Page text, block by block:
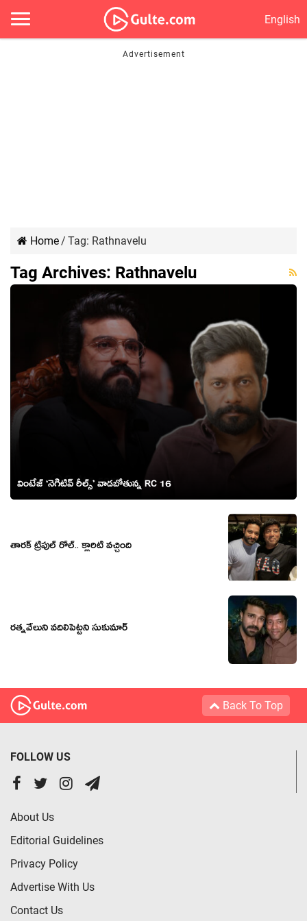
English
Home/ Tag: Rathnavelu
Tag Archives: Rathnavelu
వింటేజ్ ‘నెగిటివ్ రీల్స్’ వాడబోతున్న RC 16
తారక్ ట్రిపుల్ రోల్.. క్లారిటీ వచ్చింది
రత్నవేలుని వదిలిపెట్టని సుకుమార్
Back To Top
FOLLOW US
About Us
Editorial Guidelines
Privacy Policy
Advertise With Us
Contact Us